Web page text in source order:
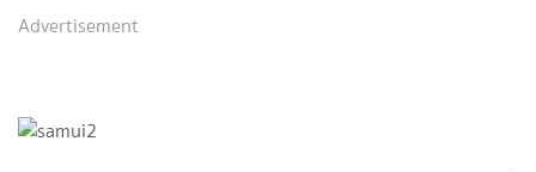
Advertisement